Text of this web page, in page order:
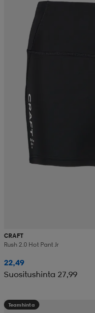
CRAFT
Rush 2.0 Hot Pant Jr
22,49
Suositushinta 27,99
Teamhinta